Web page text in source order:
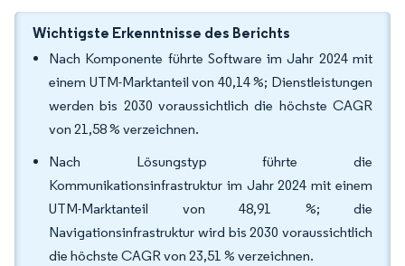
Wichtigste Erkenntnisse des Berichts
Nach Komponente führte Software im Jahr 2024 mit
einem UTM-Marktanteil von 40,14 %; Dienstleistungen
werden bis 2030 voraussichtlich die höchste CAGR
von 21,58 % verzeichnen.
Nach Lösungstyp führte die
Kommunikationsinfrastruktur im Jahr 2024 mit einem
UTM-Marktanteil von 48,91 %; die
Navigationsinfrastruktur wird bis 2030 voraussichtlich
die höchste CAGR von 23,51 % verzeichnen.